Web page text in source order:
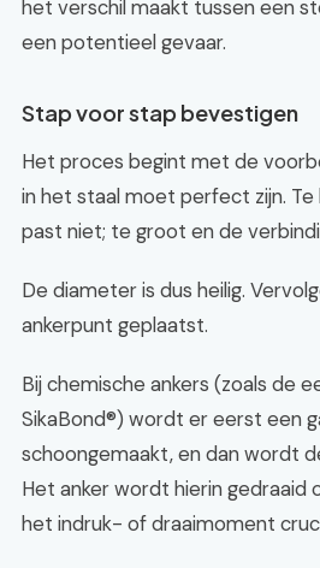
het verschil maakt tussen een
een potentieel gevaar.
Stap voor stap bevestigen
Het proces begint met de
in het staal moet perfect zijn. Te
past niet; te groot en de
De diameter is dus heilig.
ankerpunt geplaatst.
Bij chemische ankers (zoals de
SikaBond®) wordt er eerst een
schoongemaakt, en dan wordt
Het anker wordt hierin gedraaid
het indruk- of draaimoment